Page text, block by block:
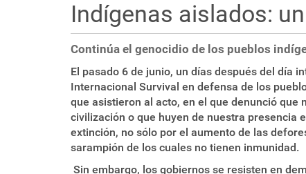
Indígenas aislados:
Continúa el genocidio de los pueblos
El pasado 6 de junio, un días después del día
Internacional Survival en defensa de los
que asistieron al acto, en el que denunció que
civilización o que huyen de nuestra presencia
extinción, no sólo por el aumento de las
sarampión de los cuales no tienen inmunidad.
Sin embargo, los gobiernos se resisten en